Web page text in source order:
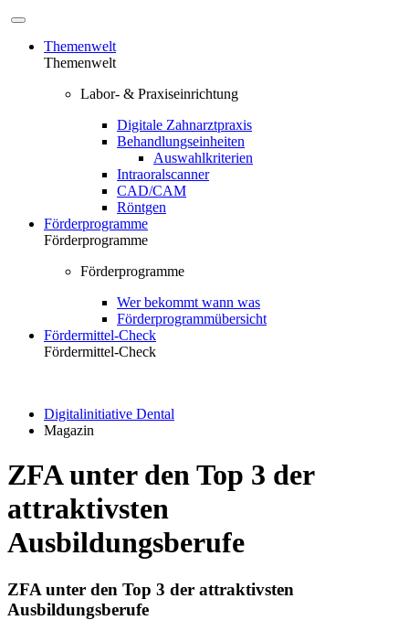
Themenwelt
Themenwelt
Labor- & Praxiseinrichtung
Digitale Zahnarztpraxis
Behandlungseinheiten
Auswahlkriterien
Intraoralscanner
CAD/CAM
Röntgen
Förderprogramme
Förderprogramme
Förderprogramme
Wer bekommt wann was
Förderprogrammübersicht
Fördermittel-Check
Fördermittel-Check
Digitalinitiative Dental
Magazin
ZFA unter den Top 3 der
attraktivsten
Ausbildungsberufe
ZFA unter den Top 3 der attraktivsten
Ausbildungsberufe